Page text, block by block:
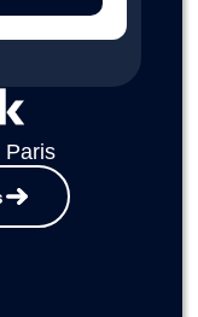
Paris